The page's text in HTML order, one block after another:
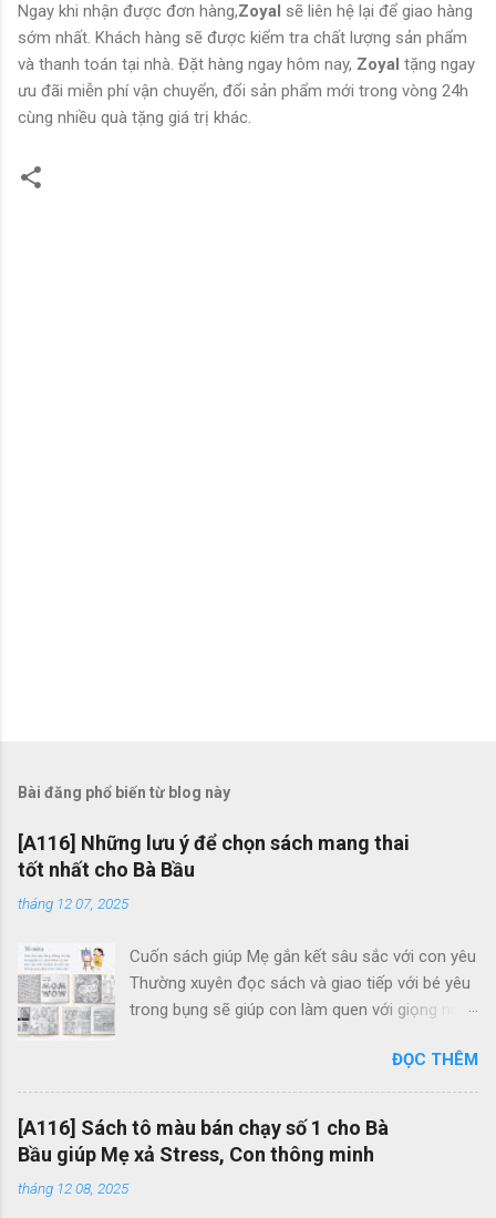
Ngay khi nhận được đơn hàng,Zoyal sẽ liên hệ lại để giao hàng
sớm nhất. Khách hàng sẽ được kiểm tra chất lượng sản phẩm
và thanh toán tại nhà. Đặt hàng ngay hôm nay, Zoyal tặng ngay
ưu đãi miễn phí vận chuyển, đổi sản phẩm mới trong vòng 24h
cùng nhiều quà tặng giá trị khác.
Bài đăng phổ biến từ blog này
[A116] Những lưu ý để chọn sách mang thai
tốt nhất cho Bà Bầu
tháng 12 07, 2025
Cuốn sách giúp Mẹ gắn kết sâu sắc với con yêu
Thường xuyên đọc sách và giao tiếp với bé yêu
trong bụng sẽ giúp con làm quen với giọng nói
Thông qua những trang sách, Mẹ cũng có thể
giúp con cảm nhận và khám phá thế giới bao la,
tươi đẹp bên ngoài. Mẹ Bầu Zui và Hành Trình
Mang Thai chính là 2 cuốn sách giúp Mẹ tận
hưởng những giây phút thư giãn, hạnh phúc bên
ĐỌC THÊM
[A116] Sách tô màu bán chạy số 1 cho Bà
Bầu giúp Mẹ xả Stress, Con thông minh
tháng 12 08, 2025